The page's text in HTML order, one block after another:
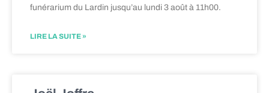
funérarium du Lardin jusqu’au lundi 3 août à 11h00.
LIRE LA SUITE »